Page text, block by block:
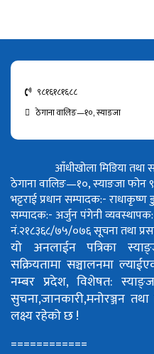
९८१६१८१६८८
ठेगाना वालिङ—१०, स्याङजा
आँधीखोला मिडिया तथा
ठेगाना वालिङ—१०, स्याङजा फोन
भट्टराईप्रधान सम्पादक:- राधाकृष्ण
सम्पादक:- अर्जुन पंगेनी
नं.२१८३६८/७५/०७६सूचना तथा
यो अनलाईन पत्रिका
सक्रियतामा सञ्चालनमा
नम्बर प्रदेश, विशेषत:
सुचना,जानकारी,मनोरञ्जन तथा
लक्ष्य रहेको छ !
============